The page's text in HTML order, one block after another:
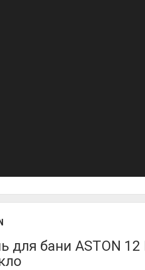
для бани ASTON 12